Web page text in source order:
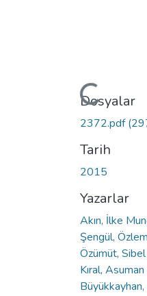
Yükleniyor...
Dosyalar
2372.pdf
Tarih
2015
Yazarlar
Akın, İlke
Şengül,
Özümüt,
Kıral, Asuman